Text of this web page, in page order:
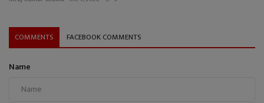
COMMENTS FACEBOOK COMMENTS
Name